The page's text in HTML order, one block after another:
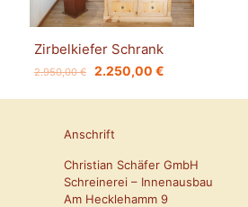
Zirbelkiefer Schrank
2.950,00€
Ursprünglicher
war:
2.250,00 €
ist:
Anschrift
Christian Schäfer GmbH
Schreinerei – Innenausbau
Am Hecklehamm 9